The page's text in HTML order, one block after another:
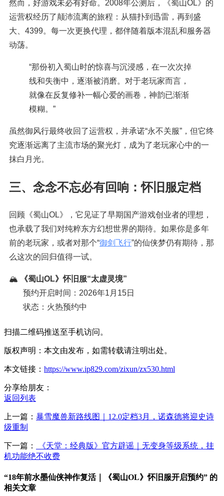
然而，好游戏未必有好命。2008年公测后，《蜀山OL》的
运营权经历了颠沛流离的旅程：从猫扑到迅雷，再到盛
大、4399。每一次更换代理，都伴随着版本混乱和服务器
动荡。
“那份初入蜀山时的惊喜与沉浸感，在一次次掉
线和失衡中，逐渐被消磨。对于老玩家而言，
就像在反复修补一幅心爱的画卷，神韵已渐渐
模糊。”
虽然御风行最终收回了运营权，并承诺“永不关服”，但它终
究逐渐远离了主流市场的聚光灯，成为了老玩家心中的一
抹白月光。
三、念念不忘必有回响：怀旧服定档
回顾《蜀山OL》，它见证了早期国产游戏创业者的理想，
也承载了我们对纯粹东方幻想世界的期待。如果你是多年
前的老玩家，或者对那个“御剑飞行”的仙侠梦仍有期待，那
么这次的回归值得一试。
🏔️
《蜀山OL》怀旧服“太虚灵境”
预约开启时间：2026年1月15日
状态：火热预约中
扫描二维码推送至手机访问。
版权声明：本文由发布，如需转载请注明出处。
本文链接： https://www.ip829.com/zixun/zx530.html
分享给朋友：
返回列表
上一篇： 暴雪魔兽新路线图｜12.0定档3月，诺森德将迎史诗
级重制
下一篇：
《天堂：经典版》官方辟谣｜无变身等级系统，挂
机功能绝不收费
“18年前水墨仙侠神作复活｜《蜀山OL》怀旧服开启预约” 的
相关文章